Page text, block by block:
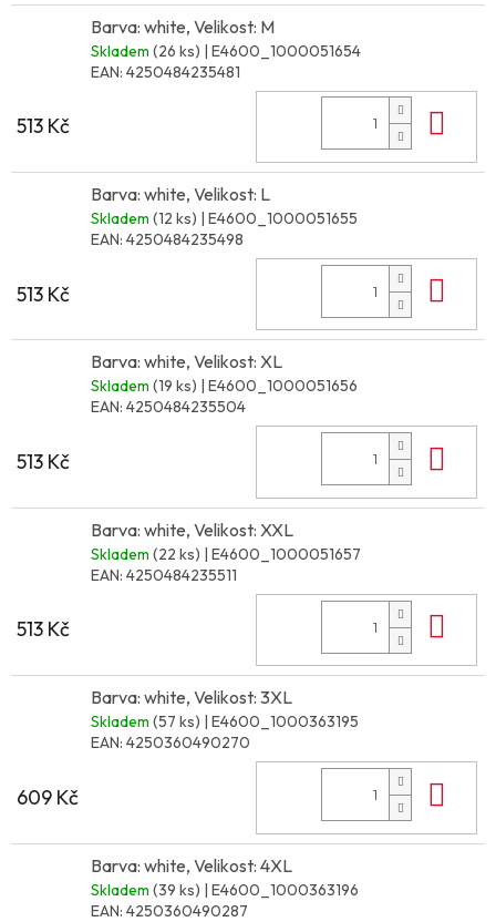
Barva: white, Velikost: M
Skladem (26 ks) | E4600_1000051654
EAN: 4250484235481
513 Kč
Barva: white, Velikost: L
Skladem (12 ks) | E4600_1000051655
EAN: 4250484235498
513 Kč
Barva: white, Velikost: XL
Skladem (19 ks) | E4600_1000051656
EAN: 4250484235504
513 Kč
Barva: white, Velikost: XXL
Skladem (22 ks) | E4600_1000051657
EAN: 4250484235511
513 Kč
Barva: white, Velikost: 3XL
Skladem (57 ks) | E4600_1000363195
EAN: 4250360490270
609 Kč
Barva: white, Velikost: 4XL
Skladem (39 ks) | E4600_1000363196
EAN: 4250360490287